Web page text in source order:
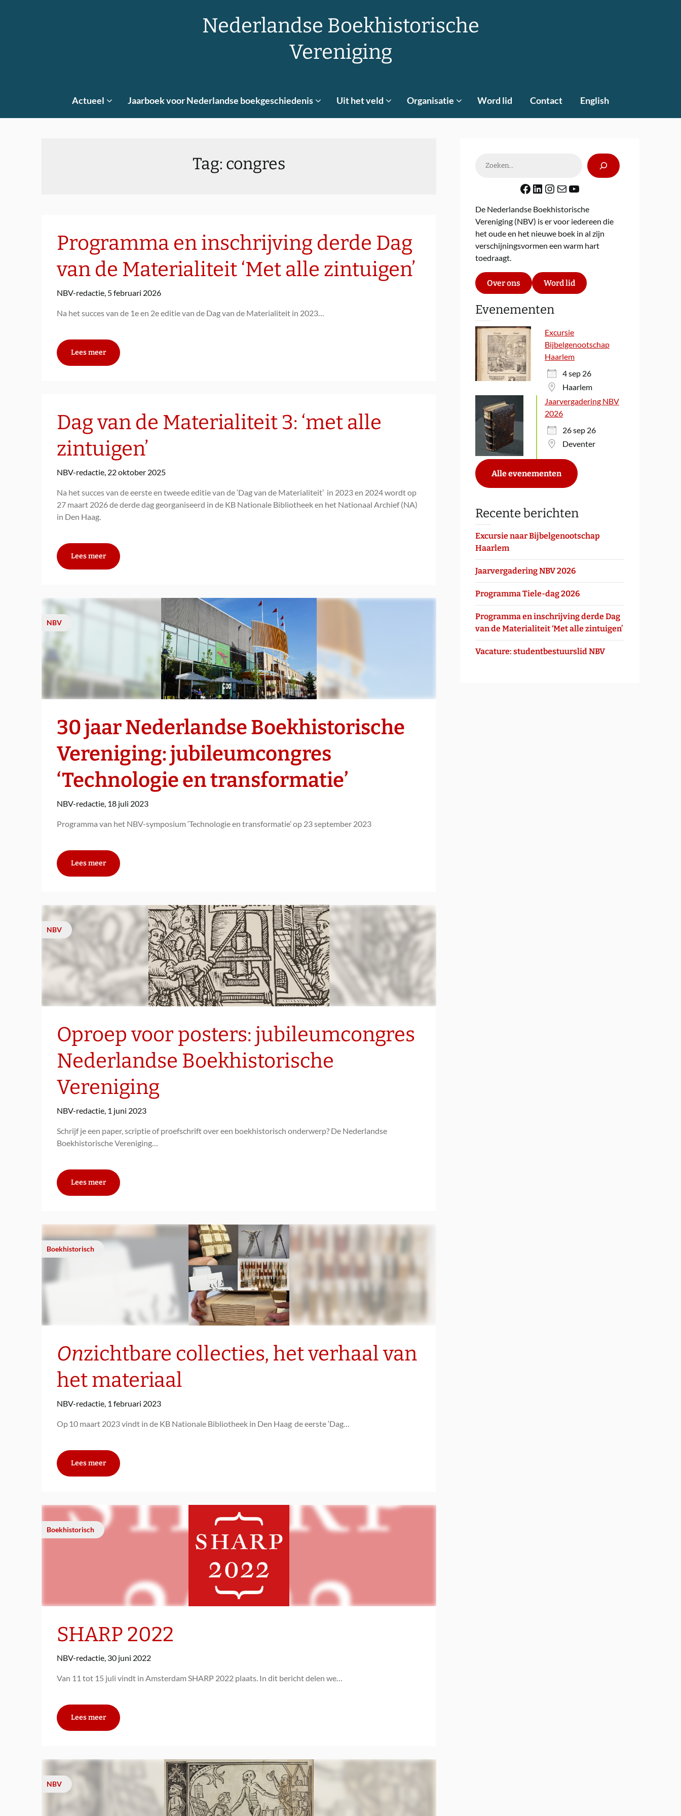
Nederlandse Boekhistorische
Vereniging
Actueel Jaarboek voor Nederlandse boekgeschiedenis Uit het veld Organisatie Word lid Contact English
Tag: congres
Programma en inschrijving derde Dag
van de Materialiteit ‘Met alle zintuigen’
NBV-redactie, 5 februari 2026
Na het succes van de 1e en 2e editie van de Dag van de Materialiteit in 2023…
Lees meer
Dag van de Materialiteit 3: ‘met alle
zintuigen’
NBV-redactie, 22 oktober 2025
Na het succes van de eerste en tweede editie van de ‘Dag van de Materialiteit’ in 2023 en 2024 wordt op
27 maart 2026 de derde dag georganiseerd in de KB Nationale Bibliotheek en het Nationaal Archief (NA)
in Den Haag.
Lees meer
NBV
30 jaar Nederlandse Boekhistorische
Vereniging: jubileumcongres
‘Technologie en transformatie’
NBV-redactie, 18 juli 2023
Programma van het NBV-symposium ‘Technologie en transformatie’ op 23 september 2023
Lees meer
NBV
Oproep voor posters: jubileumcongres
Nederlandse Boekhistorische
Vereniging
NBV-redactie, 1 juni 2023
Schrijf je een paper, scriptie of proefschrift over een boekhistorisch onderwerp? De Nederlandse
Boekhistorische Vereniging…
Lees meer
Boekhistorisch
Onzichtbare collecties, het verhaal van
het materiaal
NBV-redactie, 1 februari 2023
Op 10 maart 2023 vindt in de KB Nationale Bibliotheek in Den Haag de eerste ‘Dag…
Lees meer
Boekhistorisch
SHARP 2022
NBV-redactie, 30 juni 2022
Van 11 tot 15 juli vindt in Amsterdam SHARP 2022 plaats. In dit bericht delen we…
Lees meer
NBV
Facebook
LinkedIn
Instagram
E-mailYouTube
De Nederlandse Boekhistorische
Vereniging (NBV) is er voor iedereen die
het oude en het nieuwe boek in al zijn
verschijningsvormen een warm hart
toedraagt.
Over ons Word lid
Evenementen
Excursie
Bijbelgenootschap
Haarlem
4 sep 26
Haarlem
Jaarvergadering NBV
2026
26 sep 26
Deventer
Alle evenementen
Recente berichten
Excursie naar Bijbelgenootschap
Haarlem
Jaarvergadering NBV 2026
Programma Tiele-dag 2026
Programma en inschrijving derde Dag
van de Materialiteit ‘Met alle zintuigen’
Vacature: studentbestuurslid NBV